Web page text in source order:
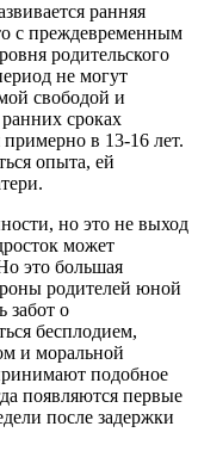
ранняя
с преждевременным
родительского
не могут
свободой и
сроках
примерно в 13-16 лет.
опыта, ей
но это не выход
может
это большая
родителей юной
забот о
бесплодием,
и моральной
подобное
появляются первые
после задержки